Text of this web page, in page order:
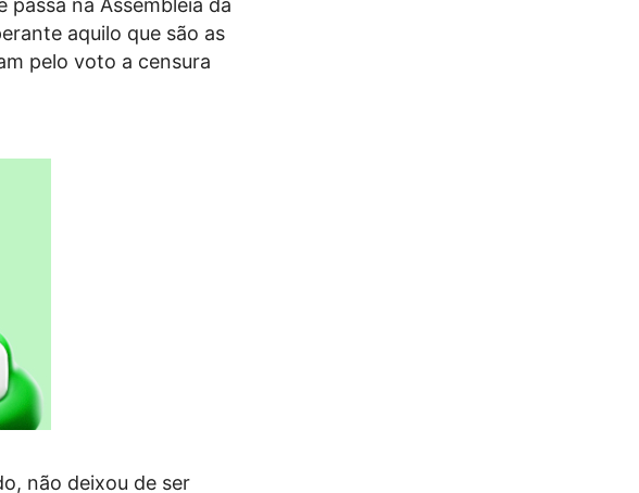
aquilo que são as
pelo voto a censura
não deixou de ser